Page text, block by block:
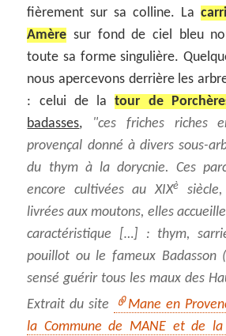
fièrement sur sa colline. La
Amère sur fond de ciel bleu
toute sa forme singulière.
nous apercevons derrière les
: celui de latour de
badasses,
ces friches riches
provençal donné à divers sous-
du thym à la dorycnie. Ces
encore cultivées au XIXè
livrées aux moutons, elles
caractéristique […] : thym,
pouillot ou le fameux Badasson
sensé guérir tous les maux des
Extrait du site
Mane en
la Commune de MANE et de la